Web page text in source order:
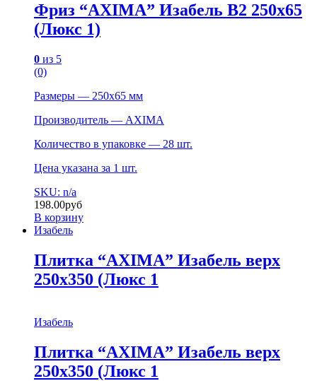
Фриз “AXIMA” Изабель B2 250х65
(Люкс 1)
0 из 5
(0)
Размеры — 250х65 мм
Производитель — AXIMA
Количество в упаковке — 28 шт.
Цена указана за 1 шт.
SKU: n/a
198.00руб
В корзину
Изабель
Плитка “AXIMA” Изабель верх
250х350 (Люкс 1
Изабель
Плитка “AXIMA” Изабель верх
250х350 (Люкс 1